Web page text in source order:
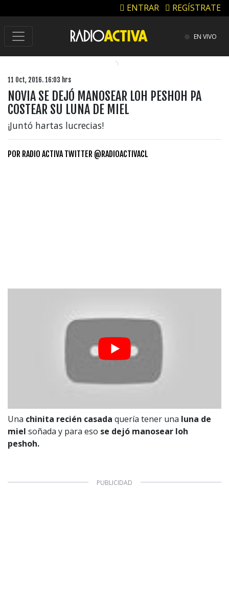
ENTRAR REGÍSTRATE
EN VIVO
11 Oct, 2016. 16:03 hrs
NOVIA SE DEJÓ MANOSEAR LOH PESHOH PA
COSTEAR SU LUNA DE MIEL
¡Juntó hartas lucrecias!
POR RADIO ACTIVA TWITTER @RADIOACTIVACL
Una chinita recién casada quería tener una luna de
miel soñada y para eso se dejó manosear loh
peshoh.